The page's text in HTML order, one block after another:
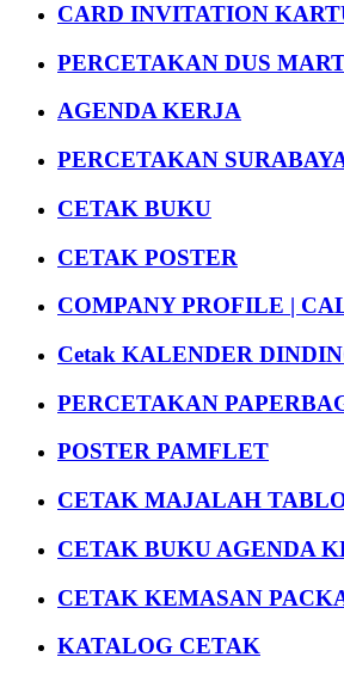
CARD INVITATION
PERCETAKAN DUS
AGENDA KERJA
PERCETAKAN
CETAK BUKU
CETAK POSTER
COMPANY PROFILE |
Cetak KALENDER
PERCETAKAN
POSTER PAMFLET
CETAK MAJALAH
CETAK BUKU AGENDA
CETAK KEMASAN
KATALOG CETAK